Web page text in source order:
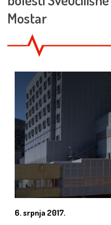
Mostar
6. srpnja 2017.